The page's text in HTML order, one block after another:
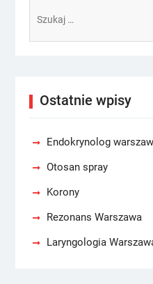
Ostatnie wpisy
Endokrynolog
Otosan spray
Korony
Rezonans Warszawa
Laryngologia